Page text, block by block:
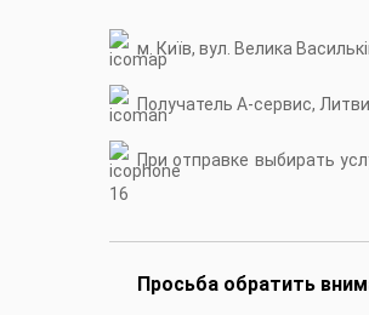
м. Київ, вул. Велика
Получатель А-сервис,
При отправке выбирать
16
Просьба обратить